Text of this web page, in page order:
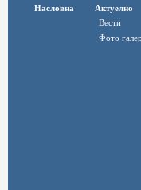
Насловна Актуелно
Вести
Фото